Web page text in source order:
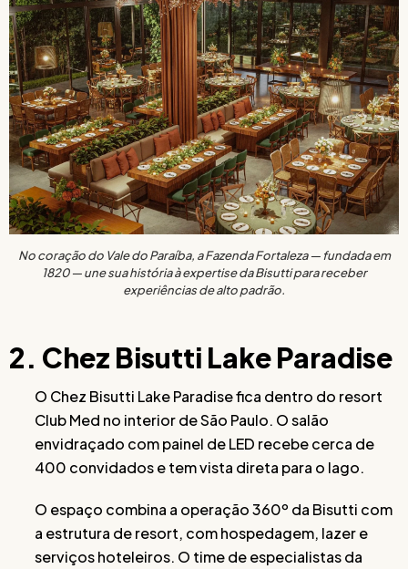
No coração do Vale do Paraíba, a Fazenda Fortaleza — fundada em
1820 — une sua história à expertise da Bisutti para receber
experiências de alto padrão.
2. Chez Bisutti Lake Paradise
O Chez Bisutti Lake Paradise fica dentro do resort
Club Med no interior de São Paulo. O salão
envidraçado com painel de LED recebe cerca de
400 convidados e tem vista direta para o lago.
O espaço combina a operação 360º da Bisutti com
a estrutura de resort, com hospedagem, lazer e
serviços hoteleiros. O time de especialistas da